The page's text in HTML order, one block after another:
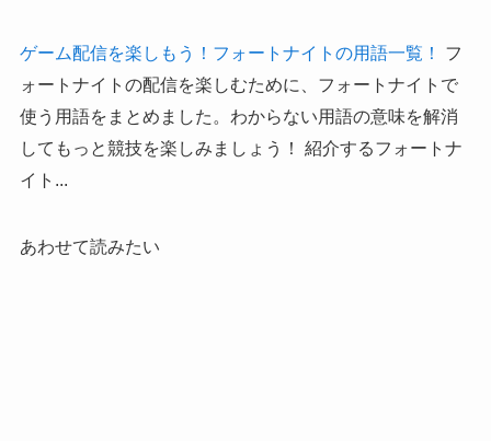
ゲーム配信を楽しもう！フォートナイトの用語一覧！
フ
ォートナイトの配信を楽しむために、フォートナイトで
使う用語をまとめました。わからない用語の意味を解消
してもっと競技を楽しみましょう！ 紹介するフォートナ
イト...
あわせて読みたい